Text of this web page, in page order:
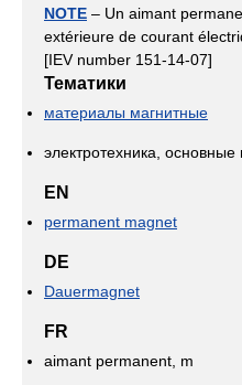
NOTE – Un aimant
extérieure de courant
[IEV number 151-14-07]
Тематики
материалы магнитные
электротехника, основные
EN
permanent magnet
DE
Dauermagnet
FR
aimant permanent, m